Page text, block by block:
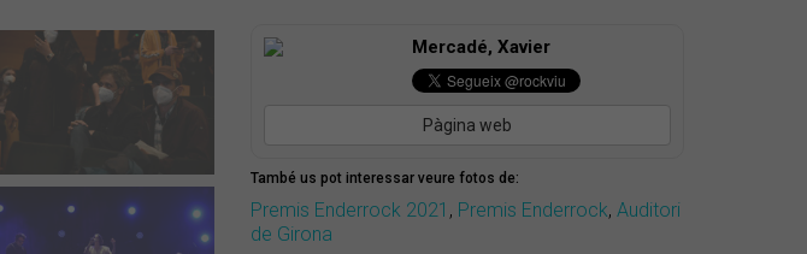
Mercadé, Xavier
Pàgina web
També us pot interessar veure fotos de:
Premis Enderrock 2021 , Premis Enderrock, Auditori
de Girona